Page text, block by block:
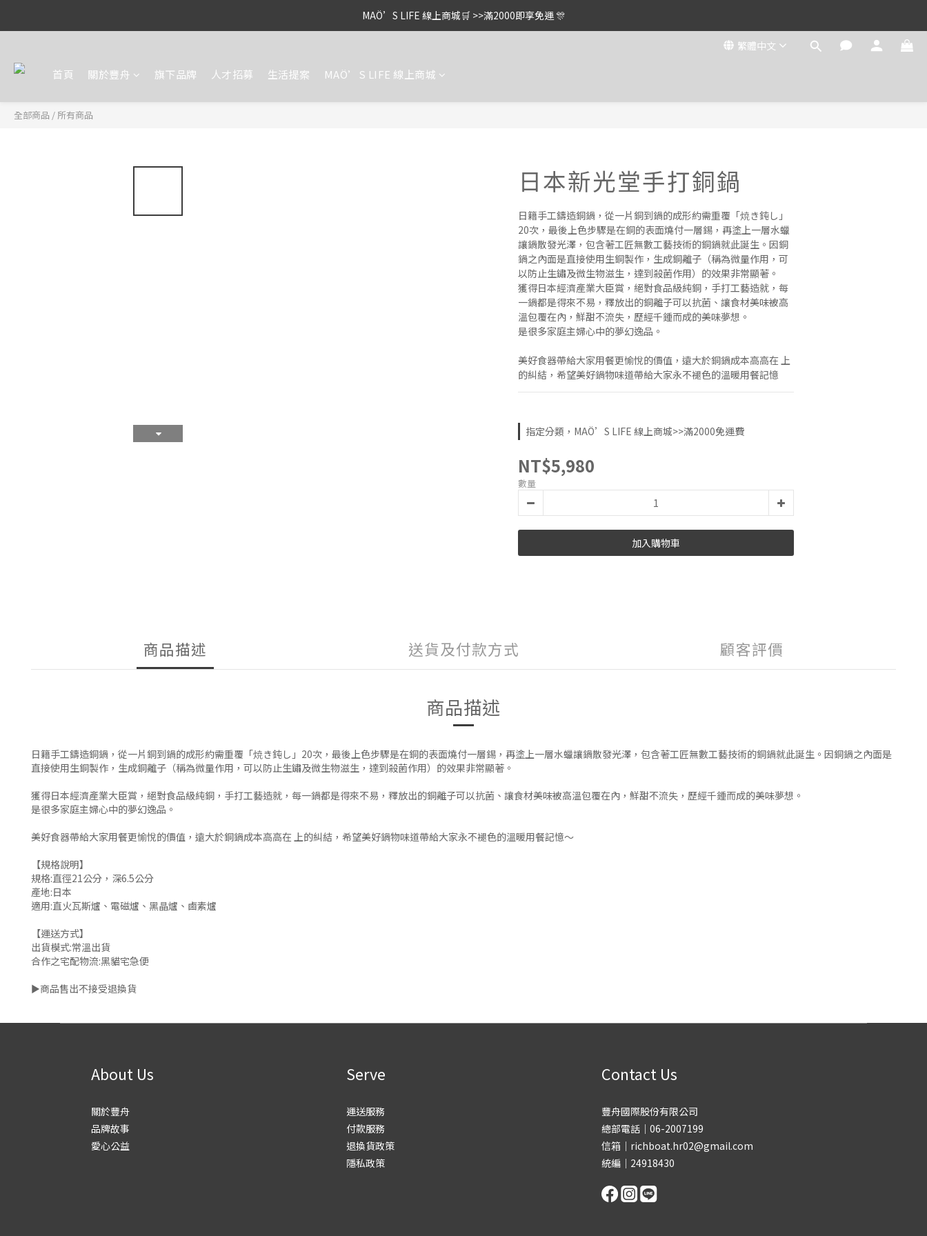
MAÖ’S LIFE 線上商城🛒 >>滿2000即享免運 🎊
繁體中文
首頁 關於豐舟 旗下品牌 人才招募 生活提案 MAÖ’S LIFE 線上商城
全部商品 / 所有商品
日本新光堂手打銅鍋
日籍手工鑄造銅鍋，從一片銅到鍋的成形約需重覆「焼き鈍し」
20次，最後上色步驟是在銅的表面燒付一層錫，再塗上一層水蠟
讓鍋散發光澤，包含著工匠無數工藝技術的銅鍋就此誕生。因銅
鍋之內面是直接使用生銅製作，生成銅離子（稱為微量作用，可
以防止生鏽及微生物滋生，達到殺菌作用）的效果非常顯著。
獲得日本經濟產業大臣賞，絕對食品級純銅，手打工藝造就，每
一鍋都是得來不易，釋放出的銅離子可以抗菌、讓食材美味被高
溫包覆在內，鮮甜不流失，歷經千鍾而成的美味夢想。
是很多家庭主婦心中的夢幻逸品。
美好食器帶給大家用餐更愉悅的價值，遠大於銅鍋成本高高在 上
的糾結，希望美好鍋物味道帶給大家永不褪色的溫暖用餐記憶
指定分類，MAÖ’S LIFE 線上商城>>滿2000免運費
NT$5,980
數量
加入購物車
商品描述 送貨及付款方式 顧客評價
商品描述
日籍手工鑄造銅鍋，從一片銅到鍋的成形約需重覆「焼き鈍し」20次，最後上色步驟是在銅的表面燒付一層錫，再塗上一層水蠟讓鍋散發光澤，包含著工匠無數工藝技術的銅鍋就此誕生。因銅鍋之內面是
直接使用生銅製作，生成銅離子（稱為微量作用，可以防止生鏽及微生物滋生，達到殺菌作用）的效果非常顯著。
獲得日本經濟產業大臣賞，絕對食品級純銅，手打工藝造就，每一鍋都是得來不易，釋放出的銅離子可以抗菌、讓食材美味被高溫包覆在內，鮮甜不流失，歷經千鍾而成的美味夢想。
是很多家庭主婦心中的夢幻逸品。
美好食器帶給大家用餐更愉悅的價值，遠大於銅鍋成本高高在 上的糾結，希望美好鍋物味道帶給大家永不褪色的溫暖用餐記憶～
【規格說明】
規格:直徑21公分，深6.5公分
產地:日本
適用:直火瓦斯爐、電磁爐、黑晶爐、鹵素爐
【運送方式】
出貨模式:常溫出貨
合作之宅配物流:黑貓宅急便
►商品售出不接受退換貨
About Us
關於豐舟
品牌故事
愛心公益
Serve
運送服務
付款服務
退換貨政策
隱私政策
Contact Us
豐舟國際股份有限公司
總部電話｜06-2007199
信箱｜richboat.hr02@gmail.com
統編｜24918430